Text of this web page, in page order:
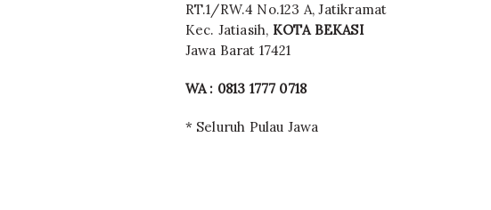
RT.1/RW.4 No.123 A, Jatikramat
Kec. Jatiasih, KOTA BEKASI
Jawa Barat 17421
WA : 0813 1777 0718
* Seluruh Pulau Jawa